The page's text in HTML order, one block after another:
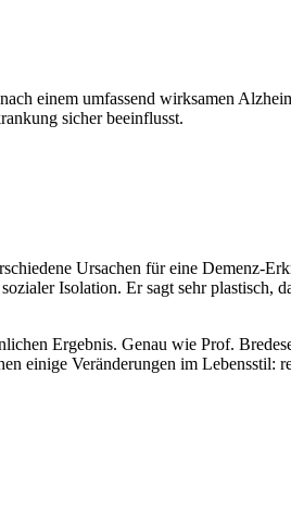
einem umfassend wirksamen
sicher beeinflusst.
Ursachen für eine Demenz-
Isolation. Er sagt sehr plastisch,
Ergebnis. Genau wie Prof.
einige Veränderungen im Lebensstil: